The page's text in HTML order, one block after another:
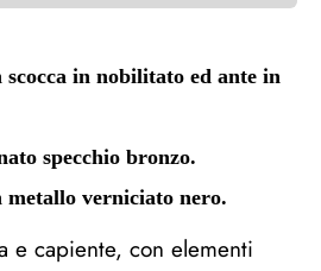
in nobilitato ed ante in
specchio bronzo.
metallo verniciato nero.
e capiente, con elementi